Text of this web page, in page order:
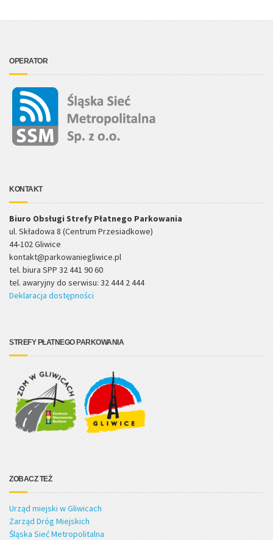
OPERATOR
KONTAKT
Biuro Obsługi Strefy Płatnego Parkowania
ul. Składowa 8 (Centrum Przesiadkowe)
44-102 Gliwice
kontakt@parkowaniegliwice.pl
tel. biura SPP 32 441 90 60
tel. awaryjny do serwisu: 32 444 2 444
Deklaracja dostępności
STREFY PŁATNEGO PARKOWANIA
ZOBACZ TEŻ
Urząd miejski w Gliwicach
Zarząd Dróg Miejskich
Śląska Sieć Metropolitalna